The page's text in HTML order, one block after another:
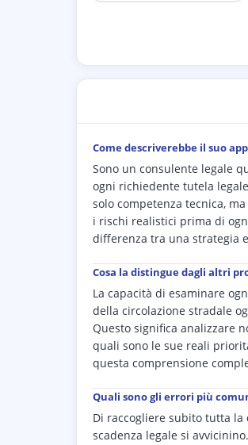
Come descriverebbe il suo
Sono un consulente legale
ogni richiedente tutela
solo competenza tecnica,
i rischi realistici prima di
differenza tra una strategia
Cosa la distingue dagli altri
La capacità di esaminare
della circolazione stradale
Questo significa analizzare
quali sono le sue reali
questa comprensione
Quali sono gli errori più
Di raccogliere subito tutta
scadenza legale si